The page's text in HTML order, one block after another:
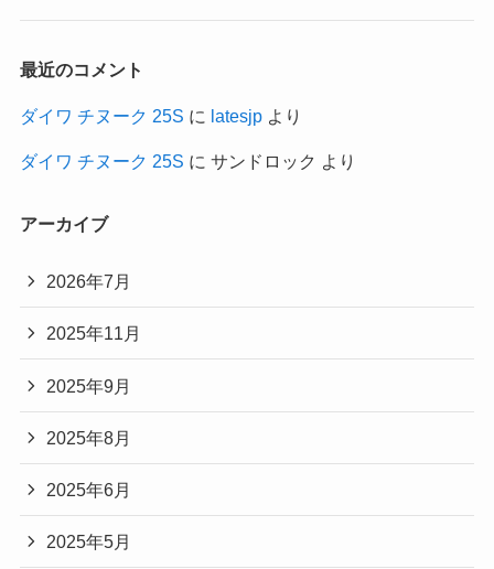
最近のコメント
ダイワ チヌーク 25S に latesjpより
ダイワ チヌーク 25S に サンドロック より
アーカイブ
2026年7月
2025年11月
2025年9月
2025年8月
2025年6月
2025年5月